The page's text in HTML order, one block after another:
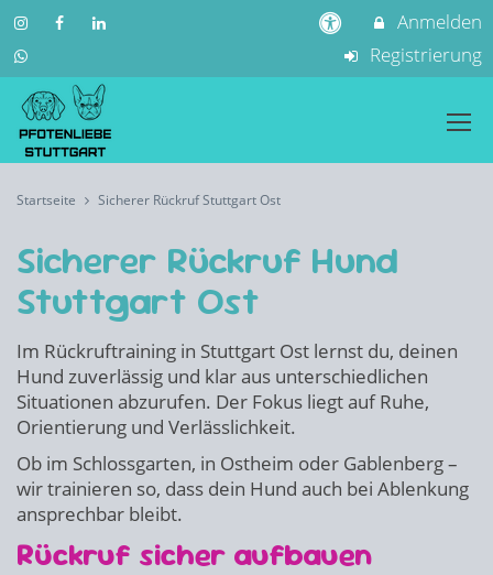
Anmelden
Registrierung
Startseite Sicherer Rückruf Stuttgart Ost
Sicherer Rückruf Hund
Stuttgart Ost
Im Rückruftraining in Stuttgart Ost lernst du, deinen
Hund zuverlässig und klar aus unterschiedlichen
Situationen abzurufen. Der Fokus liegt auf Ruhe,
Orientierung und Verlässlichkeit.
Ob im Schlossgarten, in Ostheim oder Gablenberg –
wir trainieren so, dass dein Hund auch bei Ablenkung
ansprechbar bleibt.
Rückruf sicher aufbauen